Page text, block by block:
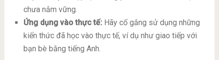
chưa nắm vững.
Ứng dụng vào thực tế:Hãy cố gắng sử dụng những
kiến thức đã học vào thực tế, ví dụ như giao tiếp với
bạn bè bằng tiếng Anh.